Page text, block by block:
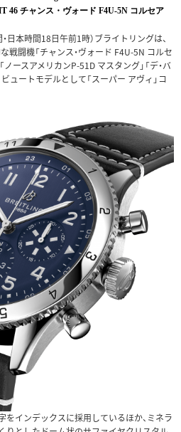
46 チャンス・ヴォード F4U-5N コルセア
日本時間18日午前1時）ブライトリングは、
戦闘機「チャンス・ヴォード F4U-5N コルセ
ノースアメリカンP-51D マスタング」「デ・バ
ュートモデルとして「スーパー アヴィ」コ
インデックスに採用しているほか、ミネラ